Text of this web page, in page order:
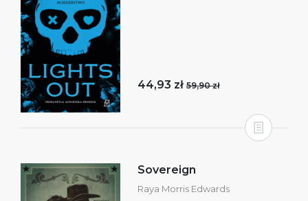
44,93 zł 59,90 zł
Sovereign
Raya Morris Edwards